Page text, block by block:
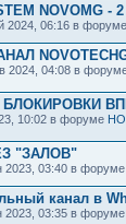
NOVOMG -
2024, 06:16 в форуме
2024, 04:08 в
10:02 в форуме
"ЗАЛОВ"
2023, 03:40 в форуме
канал в
2023, 03:35 в форуме